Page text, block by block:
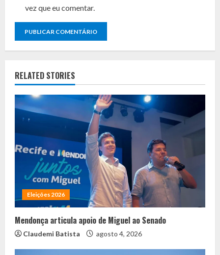
vez que eu comentar.
RELATED STORIES
Eleições 2026
Mendonça articula apoio de Miguel ao Senado
Claudemi Batista agosto 4, 2026